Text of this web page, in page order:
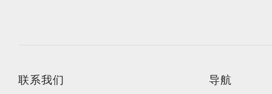
联系我们 导航